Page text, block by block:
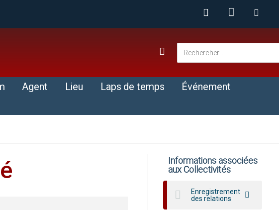
Agent Lieu Laps de temps
Événement
Informations associées
aux Collectivités
Enregistrement
des relations